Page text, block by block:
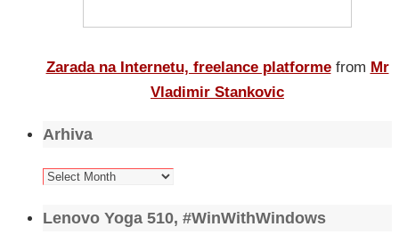
Zarada na Internetu, freelance platforme from Mr
Vladimir Stankovic
Arhiva
Arhiva
Lenovo Yoga 510, #WinWithWindows